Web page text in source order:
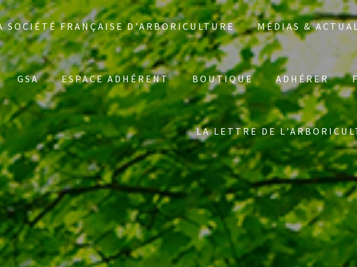
SOCIÉTÉ FRANÇAISE D’ARBORICULTURE MÉDIAS &
GSA ESPACE ADHÉRENT BOUTIQUE ADHÉRER
LA LETTRE DE